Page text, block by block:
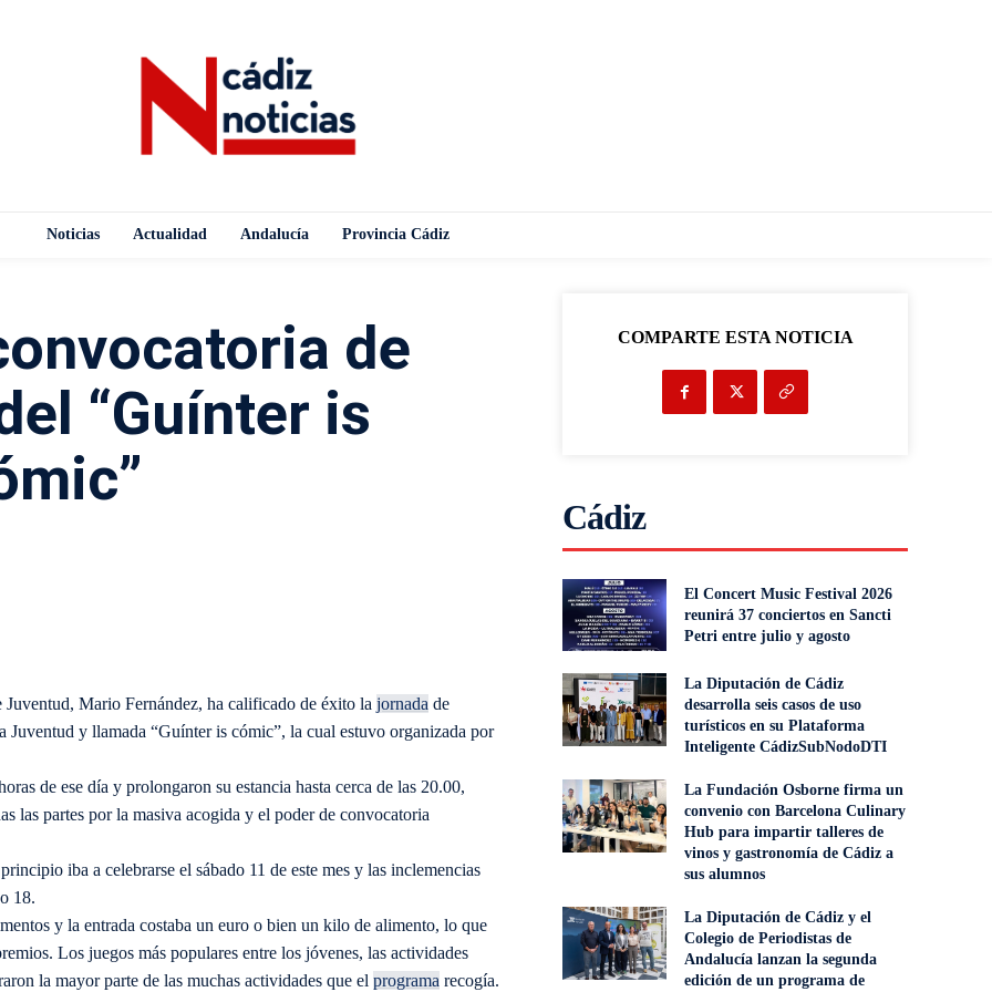
Noticias Actualidad Andalucía Provincia Cádiz
de
“Guínter is
Mario Fernández, ha calificado de éxito la jornada de
Juventud y llamada “Guínter is cómic”, la cual estuvo organizada por
de ese día y prolongaron su estancia hasta cerca de las 20.00,
las partes por la masiva acogida y el poder de convocatoria
iba a celebrarse el sábado 11 de este mes y las inclemencias
18.
y la entrada costaba un euro o bien un kilo de alimento, lo que
Los juegos más populares entre los jóvenes, las actividades
la mayor parte de las muchas actividades que el programa recogía.
COMPARTE ESTA NOTICIA
Cádiz
El Concert Music Festival 2026
reunirá 37 conciertos en Sancti
Petri entre julio y agosto
La Diputación de Cádiz
desarrolla seis casos de uso
turísticos en su Plataforma
Inteligente CádizSubNodoDTI
La Fundación Osborne firma un
convenio con Barcelona Culinary
Hub para impartir talleres de
vinos y gastronomía de Cádiz a
sus alumnos
La Diputación de Cádiz y el
Colegio de Periodistas de
Andalucía lanzan la segunda
edición de un programa de